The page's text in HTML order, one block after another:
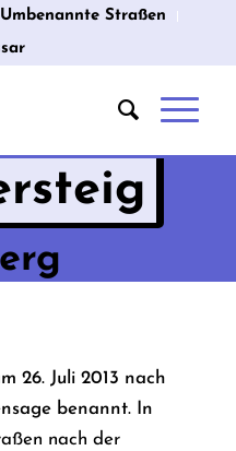
Umbenannte Straßen
26. Juli 2013 nach
benannt. In
nach der